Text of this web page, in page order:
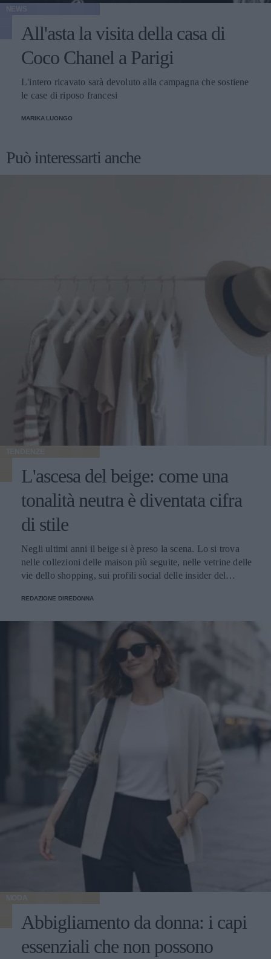
All'asta la visita della casa di
Coco Chanel a Parigi
L'intero ricavato sarà devoluto alla campagna che sostiene
le case di riposo francesi
MARIKA LUONGO
Può interessarti anche
TENDENZE
L'ascesa del beige: come una
tonalità neutra è diventata cifra
di stile
Negli ultimi anni il beige si è preso la scena. Lo si trova nelle collezioni delle maison più seguite, nelle vetrine delle vie dello shopping, sui profili social delle insider del settore e nei guardaroba delle donne che alla moda dedicano attenzione. È diventato il colore che racconta il momento, quello che torna ogni stagione con declinazioni sempre nuove e che oggi vive un'esposizione mediatica raramente vista in passato. Le ragioni di questa centralità si intrecciano. Il beige risponde perfettamente al gusto contemporaneo per l'eleganza misurata, fatta di toni desaturati e capi pensati per durare. Si adatta splendidamente nei contesti più diversi: in ufficio, a una cena, in un weekend fuori porta, mantenendo sempre lo stesso registro raffinato. E lavora benissimo davanti all'obiettivo, sotto qualunque tipo di luce, su qualunque tipo di sfondo urbano o naturale. Il risultato è che oggi parlare di moda femminile senza nominare il beige è praticamente impossibile. Cappotti, giacche, trench, pantaloni, maglie, accessori: la palette neutra ha colonizzato ogni categoria del guardaroba, con una versatilità che continua a sorprendere addette ai lavori e appassionate. Le mille sfumature di una tonalità solo apparentemente uniforme Dietro al beige si nasconde una gamma cromatica vastissima, fatta di sfumature che cambiano carattere a seconda di quanto pendono verso il caldo o verso il freddo, di quanto sono sature o desaturate, di quanto si avvicinano al bianco o si spingono verso il marrone. Quelle più calde - cammello, biscotto, tabacco, miele - evocano immediatamente comfort e ricchezza. Hanno una nota dorata che richiama i tessuti pregiati come il cashmere e la lana d'agnello, e nelle collezioni invernali fanno la parte del leone. Le si vede su cappotti dal taglio classico, su giacche dalla linea morbida, su maglie oversize pensate per i mesi freddi. Le sfumature fredde - greige, nude rosato, beige cinereo, taupe - raccontano un'altra storia. Sono più contemporanee e sono perfette su tagli netti e silhouette moderne. Hanno conquistato spazio nel gusto urbano delle grandi capitali della moda, da Copenaghen a Tokyo, dove vengono interpretate in chiave minimalista con linee rigorose e proporzioni studiate. Tra questi due poli si muovono i beige neutri, i veri jolly del guardaroba che si abbinano a tutto: ai grigi, ai blu, ai bianchi, ai colori accesi che vogliano un punto di calma. Sono le tonalità che ogni stylist tiene a portata di mano per bilanciare un look senza forzature. A ognuna la sua sfumatura Una delle ragioni del successo del beige è semplice: con la sfumatura giusta, sta bene davvero a tutte. La famiglia cromatica è così ampia che ogni tipo di carnagione trova la sua declinazione ideale - basta scegliere il sottotono adatto al colore della pelle, degli occhi e dei capelli. Le donne con pelle chiara e sottotono freddo trovano la loro dimensione nei greige, nei nude rosati e nei beige cinerei, che dialogano in modo naturale con incarnati tenui. Le pelli ambrate, olivastre o dorate si illuminano con i cammello, i biscotto e i tabacco, che esaltano il calore della carnagione. Le pelli medie con sottotono neutro hanno la fortuna di poter giocare con quasi tutte le sfumature della palette, dalle più chiare alle più sature. Un altro punto di forza è il rapporto con la luce. Sotto il sole estivo il beige si accende e diventa solare, sotto i cieli grigi invernali mantiene calore e presenza, alla luce artificiale degli ambienti chiusi resta sempre raffinato senza appiattirsi. Pochi colori conservano il proprio carattere in ogni condizione di illuminazione, e questa qualità rende il beige un alleato prezioso per le giornate fatte di molti cambi di scena. A questo si aggiunge la sua flessibilità: il beige si adatta a ogni ambiente, dal più formale al più rilassato. Sta bene in ufficio, in una riunione importante, a una cerimonia, a una cena tra amiche, a una passeggiata del sabato pomeriggio. Pochi colori coprono una gamma così ampia di occasioni mantenendo intatta la propria eleganza. Total beige: come indossarlo senza appiattirlo Tra le tendenze più forti degli ultimi anni c'è il total beige look, che consiste nel vestirsi interamente in sfumature della stessa famiglia cromatica, dal capospalla alle scarpe. Una formula che richiede attenzione per riuscire bene, ma che ben dosata regala risultati di grande raffinatezza. Il segreto sta nel giocare con sottotoni vicini ma diversi. Un pantalone color sabbia abbinato a una camicia écru e a un capospalla cammello dà molto più carattere di un look fatto di un'unica identica tonalità ripetuta dalla testa ai piedi. Le piccole variazioni cromatiche danno profondità all'insieme e impediscono l'effetto monotono. Determinante è anche il mix di materiali. Quando il colore è uniforme, sono le texture a fare la differenza: una camicia di seta sotto una giacca di lana, un pantalone di lino con un capospalla in cashmere, accessori in pelle che dialogano con maglie morbide. Il gioco delle superfici tattili è ciò che trasforma un total look beige da banale a sofisticato. Attenzione alla la regola del dettaglio che spezza. Una cintura in cuoio scuro, una collana dorata, un foulard con un accento più caldo o più freddo: piccoli scostamenti che danno ritmo al look e gli regalano carattere senza intaccare la coerenza cromatica. Un accessorio scelto bene fa la differenza tra un outfit elegante e un outfit memorabile. Dal lino estivo al cashmere invernale: una palette per tutto l'anno Una delle qualità più apprezzate del beige è la capacità di accompagnare il guardaroba lungo tutte le stagioni. In estate vive nei lini grezzi, nei cotoni leggeri e nelle sete fresche; in primavera e autunno passa ai twill, ai jersey strutturati e ai velluti; in inverno diventa protagonista delle materie nobili come cashmere, lana vergine, alpaca e mohair. Questa continuità ha cambiato il modo in cui molte donne pensano agli acquisti. Anziché ripartire da capo a ogni cambio di stagione, si ragiona per filoni cromatici che durano nel tempo: capi che dialogano tra loro mese dopo mese, accessori che stanno bene su outfit diversi, una palette che permette di mescolare gli investimenti fatti in momenti differenti dell'anno senza rotture stilistiche. I capispalla sono il terreno dove questa logica dà i risultati migliori. Un cappotto beige si adatta alle occasioni più diverse con una facilità che pochi altri capi possiedono: si presta a tagli classici e contemporanei, dialoga con qualunque palette del guardaroba sottostante, risalta l'eleganza di un completo formale come la vivacità di un look casual. La conferma di questa versatilità si può rintracciare guardando alle proposte di realtà consolidate come Cinzia Rocca, che hanno fatto della sartorialità italiana applicata al capospalla la propria firma: ogni cappotto beige da donna dell’azienda è pensato per durare nel tempo, grazie a tagli che restano attuali stagione dopo stagione e a lavorazioni che portano avanti la tradizione artigianale del Made in Italy. Il beige in passerella: una palette che valorizza il taglio Chi segue le sfilate sa che il beige ricorre con costanza in ogni stagione, dalle collezioni primavera-estate a quelle autunno-inverno. Non è una scelta casuale: la palette neutra valorizza il taglio del capo, mette in luce la qualità della lavorazione, fa emergere la pulizia delle linee senza che il colore rubi la scena. Quando un capo sfila in cammello chiaro o in sabbia, l'occhio coglie subito la forma: il volume delle spalle, la cadenza dei dettagli sartoriali, la cintura che disegna la vita, la lunghezza che dialoga con la figura. Il beige risulta una lente che porta in primo piano tutto il lavoro tecnico, e per questo i designer che vogliono far parlare la propria competenza scelgono spesso la palette neutra come terreno di esposizione del proprio savoir-faire. Anche la resa fotografica gioca un ruolo importante. Sotto le luci intense delle sfilate i toni beige restituiscono al meglio la materia: si vede la mano del tessuto, si percepisce il peso della lana o la leggerezza del lino, si distingue il cashmere dalla pura vergine. Gli scatti che escono dalle passerelle raccontano così la realtà del capo con un'onestà rara, e ogni uscita diventa un'occasione di comunicazione tecnica oltre che estetica. Vale infine il discorso delle uscite in serie. La palette neutra permette di mandare in scena interi blocchi di collezione fondati sulla coerenza cromatica: a quel punto sono il taglio, il volume e i piccoli scarti di sfumatura a fare la differenza tra un look e l'altro. Un linguaggio di sfilata raffinato che premia l'occhio attento e che funziona ugualmente bene nelle collezioni leggere della bella stagione come in quelle stratificate dei mesi freddi. Il beige come dichiarazione: meno rumore, più identità Il successo del beige racconta qualcosa di più ampio sul modo in cui le donne hanno deciso di vestirsi oggi. Racconta il superamento dell'estetica dei colori accesi a ogni costo, l'affermazione di un gusto che riconosce nell'eleganza discreta una forma di stile più matura, l'emergere di una moda che lavora per coerenza anziché per impatto immediato. Scegliere il beige significa anche scegliere un rapporto diverso con il calendario delle tendenze. Vuol dire prediligere una palette stabile che resta attuale a distanza di anni, capace di accompagnare il guardaroba lungo cicli di rinnovo molto più ampi di quelli imposti dalle collezioni stagionali. È una scelta da donna che sa cosa le piace, e che premia chi la fa con un guardaroba più funzionale, fatto di capi che si sostengono a vicenda. C'è infine una dimensione personale che merita attenzione. Quando il colore lavora in secondo piano, ciò che resta in primo piano è chi indossa il capo: il viso, il portamento, l'energia che ognuna porta con sé. Il beige restituisce centralità alla donna e le lascia definire il significato di ciò che indossa. In un'epoca in cui spesso il guardaroba urla per farsi n
REDAZIONE DIREDONNA
MODA
Abbigliamento da donna: i capi
essenziali che non possono